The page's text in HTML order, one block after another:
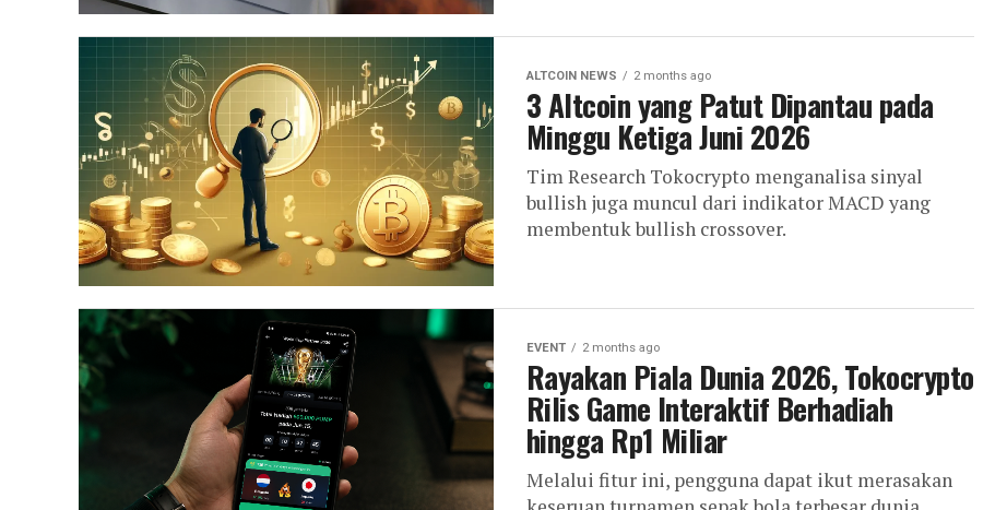
ALTCOIN NEWS 2 months ago
3 Altcoin yang Patut Dipantau pada
Minggu Ketiga Juni 2026
Tim Research Tokocrypto menganalisa sinyal
bullish juga muncul dari indikator MACD yang
membentuk bullish crossover.
EVENT 2 months ago
Rayakan Piala Dunia 2026, Tokocrypto
Rilis Game Interaktif Berhadiah
hingga Rp1 Miliar
Melalui fitur ini, pengguna dapat ikut merasakan